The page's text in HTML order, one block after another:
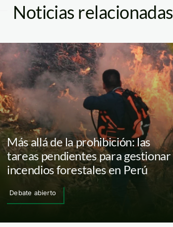
Noticias relacionadas
Más allá de la prohibición: las
tareas pendientes para gestionar
incendios forestales en Perú
Debate abierto